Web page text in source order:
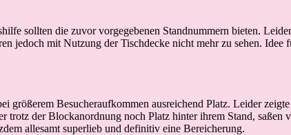
sollten die zuvor vorgegebenen Standnummern bieten.
jedoch mit Nutzung der Tischdecke nicht mehr zu sehen. Idee
Besucheraufkommen ausreichend Platz. Leider
der Blockanordnung noch Platz hinter ihrem Stand, saßen
allesamt superlieb und definitiv eine Bereicherung.